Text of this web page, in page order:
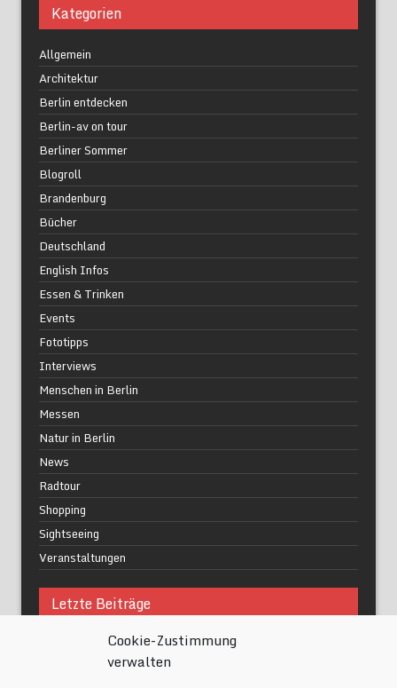
Cookie-Zustimmung
verwalten
Kategorien
Allgemein
Architektur
Berlin entdecken
Berlin-av on tour
Berliner Sommer
Blogroll
Brandenburg
Bücher
Deutschland
English Infos
Essen & Trinken
Events
Fototipps
Interviews
Menschen in Berlin
Messen
Natur in Berlin
News
Radtour
Shopping
Sightseeing
Veranstaltungen
Letzte Beiträge
Was macht urbane Lebensqualität wirklich aus?
Grüne Oasen in Berlin